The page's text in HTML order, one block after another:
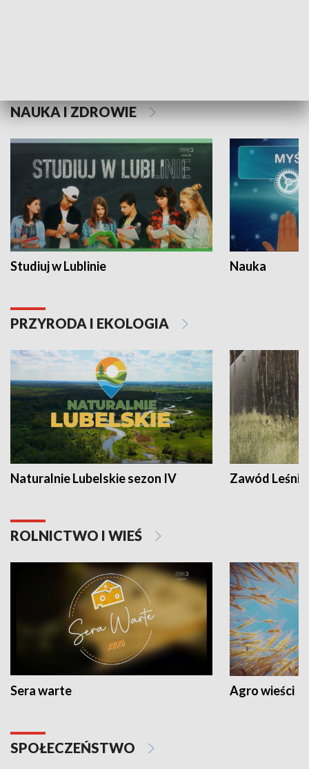
NAUKA I ZDROWIE
Studiuj w Lublinie Nauka
PRZYRODA I EKOLOGIA
Naturalnie Lubelskie sezon IV Zawód Leśnik
ROLNICTWO I WIEŚ
Sera warte Agro wieści
SPOŁECZEŃSTWO